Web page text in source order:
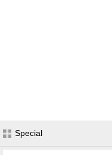
Special